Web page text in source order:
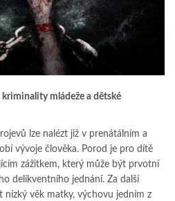
mládeže a dětské
lze nalézt již v prenátálním a
vý­­vo­je člověka. Porod je pro dítě
zážitkem, který může být pr­vot­ní
delikventního jednání. Za další
nízký věk matky, výchovu jedním z